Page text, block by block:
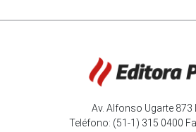
Av. Alfonso Ugarte 873
Teléfono: (51-1) 315 0400